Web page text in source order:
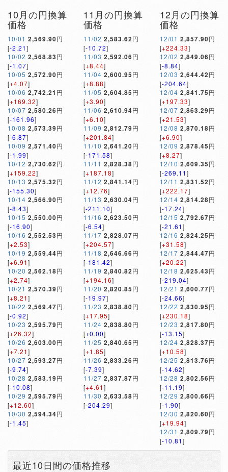
10月の円換算
価格
10/01 2,569.90円
[-2.21]
10/02 2,568.83円
[-1.07]
10/05 2,572.90円
[+4.07]
10/06 2,742.21 円
[+169.32]
10/07 2,580.26円
[-161.96]
10/08 2,573.39円
[-6.87]
10/09 2,571.40円
[-1.99]
10/12 2,730.62円
[+159.22]
10/13 2,575.32円
[-155.30]
10/14 2,566.90円
[-8.43]
10/15 2,550.00円
[-16.90]
10/16 2,552.53円
[+2.53]
10/19 2,559.44円
[+6.91]
10/20 2,562.18円
[+2.74]
10/21 2,570.39円
[+8.21]
10/22 2,569.47円
[-0.92]
10/23 2,595.79円
[+26.32]
10/26 2,603.00円
[+7.21]
10/27 2,593.27円
[-9.74]
10/28 2,583.19円
[-10.08]
10/29 2,595.79円
[+12.60]
10/30 2,594.34円
[-1.45]
11月の円換算
価格
11/02 2,583.62円
[-10.72]
11/03 2,592.06円
[+8.44]
11/04 2,600.95円
[+8.88]
11/05 2,604.85円
[+3.90]
11/06 2,610.94円
[+6.10]
11/09 2,812.79円
[+201.84]
11/10 2,641.20円
[-171.58]
11/11 2,828.38円
[+187.18]
11/12 2,841.14円
[+12.76]
11/13 2,630.04円
[-211.10]
11/16 2,623.50円
[-6.54]
11/17 2,828.07円
[+204.57]
11/18 2,646.66円
[-181.42]
11/19 2,840.82円
[+194.16]
11/20 2,820.85円
[-19.97]
11/23 2,838.80円
[+17.95]
11/24 2,838.80円
[+0.00]
11/25 2,840.65円
[+1.85]
11/26 2,833.26円
[-7.39]
11/27 2,837.87円
[+4.61]
11/30 2,633.58円
[-204.29]
12月の円換算
価格
12/01 2,857.90円
[+224.33]
12/02 2,849.06円
[-8.84]
12/03 2,644.42円
[-204.64]
12/04 2,841.75円
[+197.33]
12/07 2,863.29円
[+21.53]
12/08 2,870.18円
[+6.90]
12/09 2,878.45円
[+8.27]
12/10 2,609.35円
[-269.11]
12/11 2,831.52円
[+222.17]
12/14 2,814.28円
[-17.24]
12/15 2,792.67円
[-21.61]
12/16 2,824.25円
[+31.58]
12/17 2,844.47円
[+20.22]
12/18 2,625.43円
[-219.04]
12/21 2,600.77円
[-24.66]
12/22 2,830.95円
[+230.18]
12/23 2,817.80円
[-13.15]
12/24 2,828.37円
[+10.58]
12/25 2,813.76円
[-14.62]
12/28 2,802.56円
[-11.19]
12/29 2,800.66円
[-1.90]
12/30 2,820.60円
[+19.94]
12/31 2,809.79円
[-10.81]
最近10日間の価格推移